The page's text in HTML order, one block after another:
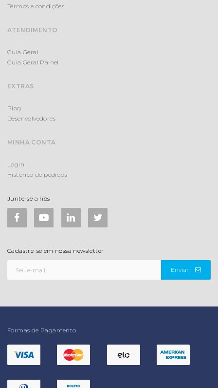
Termos e condições
ATENDIMENTO
Guia Geral
Guia Geral Painel
EXTRAS
Blog
Desenvolvedores
MINHA CONTA
Login
Histórico de pedidos
Junte-se a nós
Cadastre-se em nossa newsletter
Enviar
Formas de Pagamento